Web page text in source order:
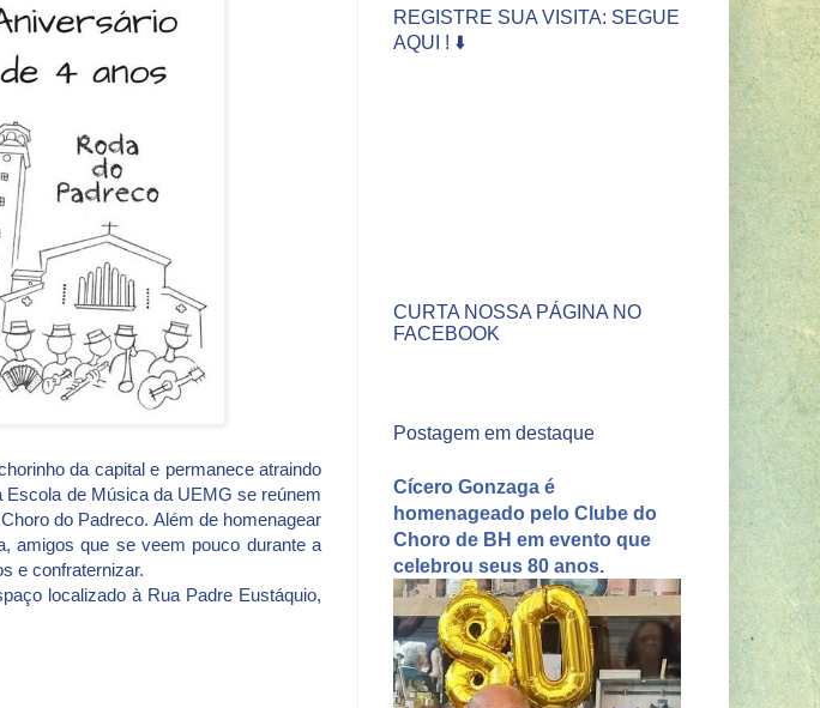
da capital e permanece atraindo
de Música da UEMG se reúnem
do Padreco. Além de homenagear
amigos que se veem pouco durante a
e confraternizar.
localizado à Rua Padre Eustáquio,
REGISTRE SUA VISITA: SEGUE
AQUI ! ⬇️
CURTA NOSSA PÁGINA NO
FACEBOOK
Postagem em destaque
Cícero Gonzaga é
homenageado pelo Clube do
Choro de BH em evento que
celebrou seus 80 anos.